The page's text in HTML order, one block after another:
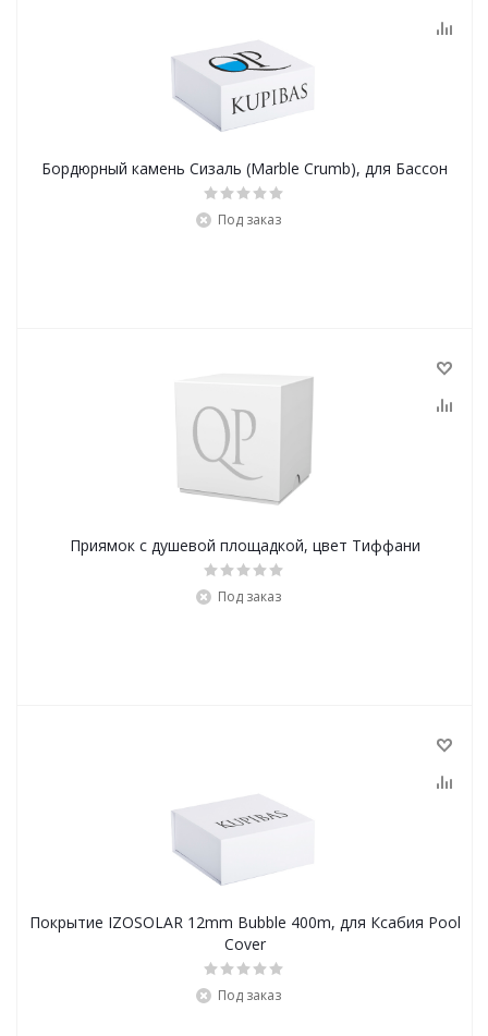
Бордюрный камень Сизаль (Marble Crumb), для Бассон
Под заказ
Приямок с душевой площадкой, цвет Тиффани
Под заказ
Покрытие IZOSOLAR 12mm Bubble 400m, для Ксабия Pool
Cover
Под заказ